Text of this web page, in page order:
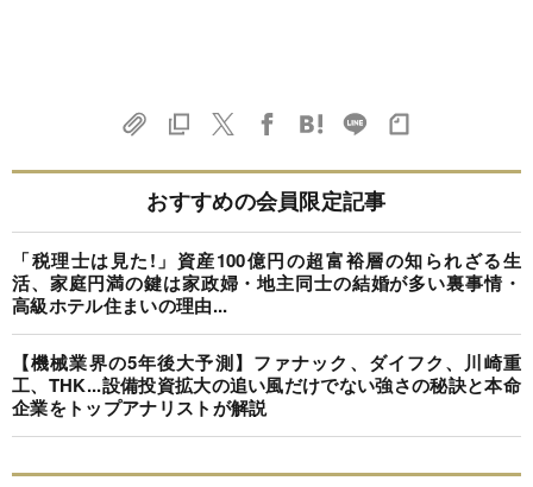
おすすめの会員限定記事
「税理士は見た!」資産100億円の超富裕層の知られざる生
活、家庭円満の鍵は家政婦・地主同士の結婚が多い裏事情・
高級ホテル住まいの理由...
【機械業界の5年後大予測】ファナック、ダイフク、川崎重
工、THK...設備投資拡大の追い風だけでない強さの秘訣と本命
企業をトップアナリストが解説